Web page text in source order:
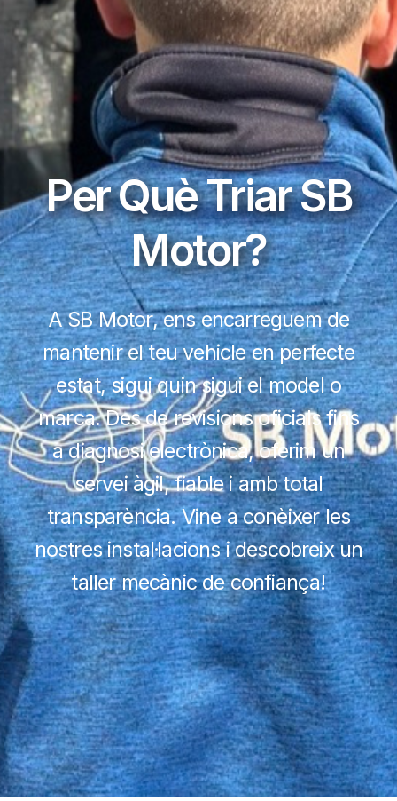
Per Què Triar SB
Motor?
A SB Motor, ens encarreguem de
mantenir el teu vehicle en perfecte
estat, sigui quin sigui el model o
marca. Des de revisions oficials fins
a diagnosi electrònica, oferim un
servei àgil, fiable i amb total
transparència. Vine a conèixer les
nostres instal·lacions i descobreix un
taller mecànic de confiança!